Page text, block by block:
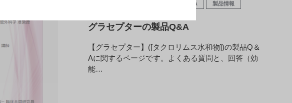
Q&A 製品情報
グラセプターの製品Q&A
【グラセプター】([タクロリムス水和物])の製品Q＆
Aに関するページです。よくある質問と、回答（効
能…